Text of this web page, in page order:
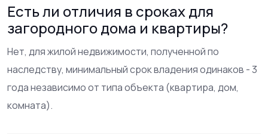
Есть ли отличия в сроках для
загородного дома и квартиры?
Нет, для жилой недвижимости, полученной по
наследству, минимальный срок владения одинаков - 3
года независимо от типа объекта (квартира, дом,
комната).